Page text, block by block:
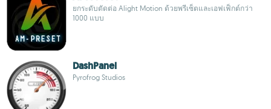
ยกระดับตัดต่อ Alight Motion ด้วยพรีเซ็ตและเอฟเฟ็กต์กว่า
1000 แบบ
DashPanel
Pyrofrog Studios